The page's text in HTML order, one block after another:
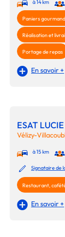
à 14 km
Paniers
Réalisation et
Portage de repas
En savoir +
ESAT
Vélizy-
à 15 km
Signataire de
Restaurant,
En savoir +